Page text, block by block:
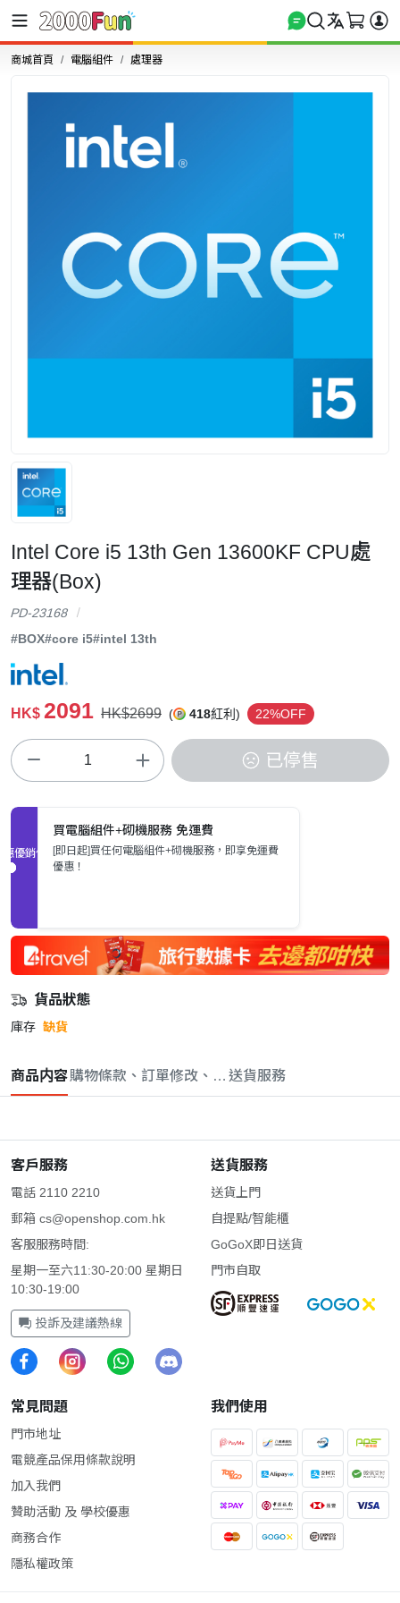
商城首頁 電腦組件 處理器
Intel Core i5 13th Gen 13600KF CPU處
理器(Box)
PD-23168
#BOX#core i5#intel 13th
HK$ 2091 HK$2699 ( 418紅利) 22%OFF
已停售
促銷優惠
買電腦組件+砌機服務 免運費
[即日起]買任何電腦組件+砌機服務，即享免運費
優惠！
貨品狀態
庫存 缺貨
商品内容購物條款、訂單修改、取消與退款政策
送貨服務
客戶服務
電話 2110 2210
郵箱 cs@openshop.com.hk
客服服務時間:
星期一至六11:30-20:00 星期日
10:30-19:00
投訴及建議熱線
送貨服務
送貨上門
自提點/智能櫃
GoGoX即日送貨
門市自取
常見問題
門市地址
電競產品保用條款說明
加入我們
贊助活動 及 學校優惠
商務合作
隱私權政策
我們使用